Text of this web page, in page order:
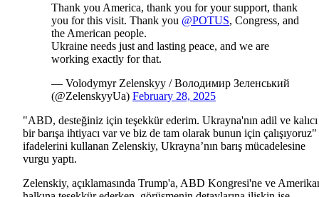
Thank you America, thank you for your support, thank
you for this visit. Thank you @POTUS, Congress, and
the American people.
Ukraine needs just and lasting peace, and we are
working exactly for that.
— Volodymyr Zelenskyy / Володимир Зеленський
(@ZelenskyyUa) February 28, 2025
"ABD, desteğiniz için teşekkür ederim. Ukrayna'nın adil ve kalıcı
bir barışa ihtiyacı var ve biz de tam olarak bunun için çalışıyoruz"
ifadelerini kullanan Zelenskiy, Ukrayna’nın barış mücadelesine
vurgu yaptı.
Zelenskiy, açıklamasında Trump'a, ABD Kongresi'ne ve